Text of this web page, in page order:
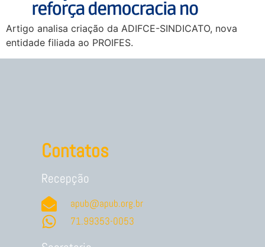
Artigo analisa criação da ADIFCE-SINDICATO, nova
entidade filiada ao PROIFES.
Contatos
Recepção
apub@apub.org.br
71.99353-0053